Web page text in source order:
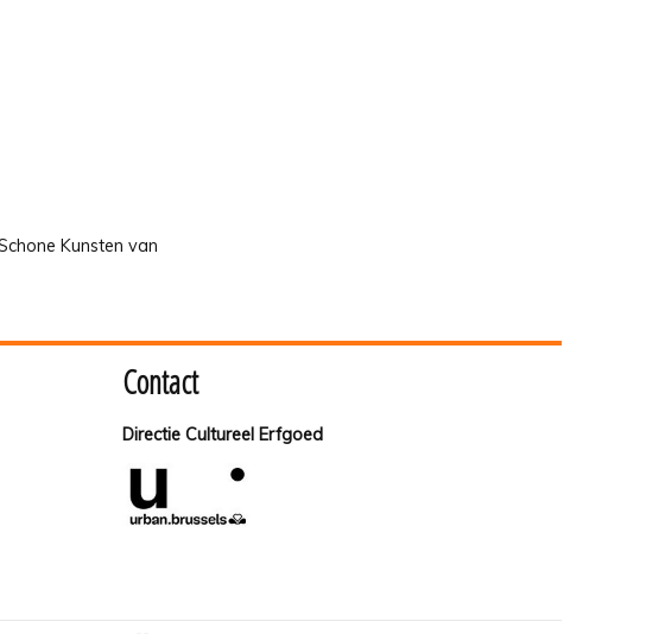
Kunsten van
Contact
Directie Cultureel Erfgoed